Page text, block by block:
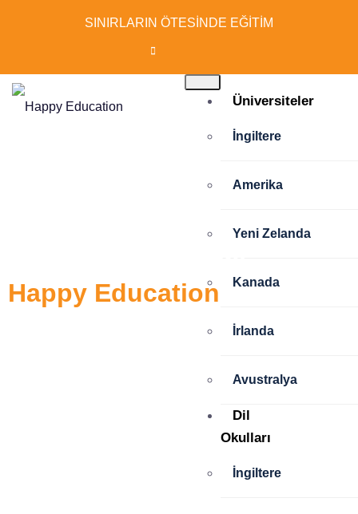
SINIRLARIN ÖTESİNDE EĞİTİM
Üniversiteler
İngiltere
Amerika
Yeni Zelanda
Kanada
İrlanda
Avustralya
Dil
Okulları
İngiltere
Happy Education